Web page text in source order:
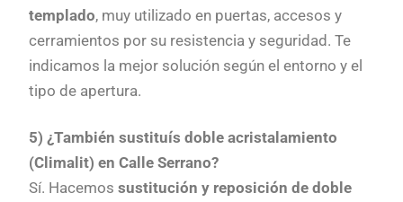
templado, muy utilizado en puertas, accesos y
cerramientos por su resistencia y seguridad. Te
indicamos la mejor solución según el entorno y el
tipo de apertura.
5) ¿También sustituís doble acristalamiento
(Climalit) en Calle Serrano?
Sí. Hacemossustitución y reposición de doble